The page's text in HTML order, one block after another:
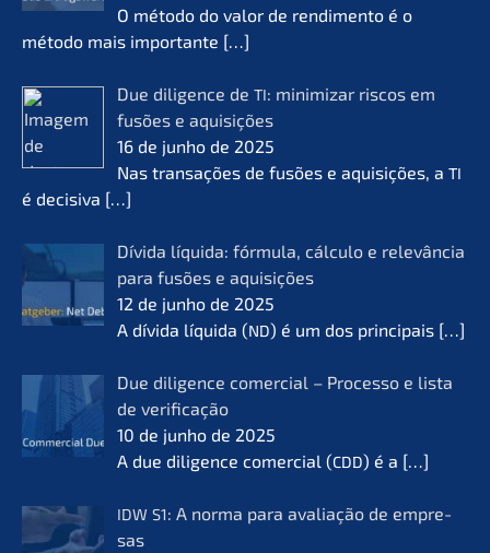
O método do valor de rendi­men­to é o
método mais importan­te […]
Due diligence de TI: minimi­zar riscos em
fusões e aquisi­ções
16 de junho de 2025
Nas transa­ções de fusões e aquisi­ções, a TI
é decisi­va […]
Dívida líqui­da: fórmu­la, cálcu­lo e relevân­cia
para fusões e aquisi­ções
12 de junho de 2025
A dívida líqui­da (ND) é um dos princi­pais […]
Due diligence comer­cial – Proces­so e lista
de verifi­ca­ção
10 de junho de 2025
A due diligence comer­cial (CDD) é a […]
IDW S1: A norma para avalia­ção de empre­
sas